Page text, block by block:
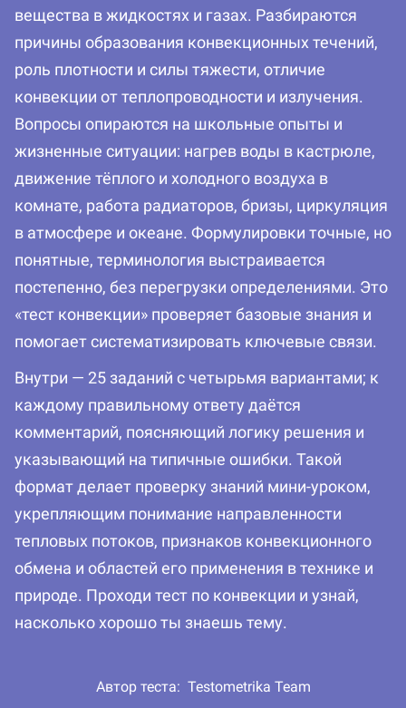
вещества в жидкостях и газах. Разбираются
причины образования конвекционных течений,
роль плотности и силы тяжести, отличие
конвекции от теплопроводности и излучения.
Вопросы опираются на школьные опыты и
жизненные ситуации: нагрев воды в кастрюле,
движение тёплого и холодного воздуха в
комнате, работа радиаторов, бризы, циркуляция
в атмосфере и океане. Формулировки точные, но
понятные, терминология выстраивается
постепенно, без перегрузки определениями. Это
«тест конвекции» проверяет базовые знания и
помогает систематизировать ключевые связи.
Внутри — 25 заданий с четырьмя вариантами; к
каждому правильному ответу даётся
комментарий, поясняющий логику решения и
указывающий на типичные ошибки. Такой
формат делает проверку знаний мини-уроком,
укрепляющим понимание направленности
тепловых потоков, признаков конвекционного
обмена и областей его применения в технике и
природе. Проходи тест по конвекции и узнай,
насколько хорошо ты знаешь тему.
Автор теста: Testometrika Team